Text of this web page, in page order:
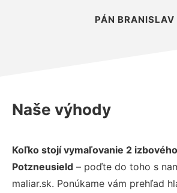
PÁN BRANISLAV
Naše výhody
Koľko stojí vymaľovanie 2
Potzneusield – poďte do toho s
maliar.sk. Ponúkame vám prehľad